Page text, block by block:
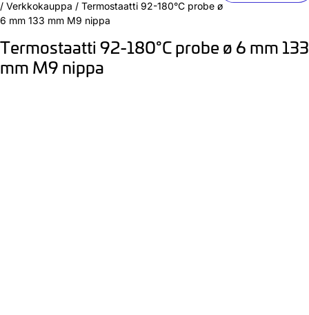
/ Verkkokauppa / Termostaatti 92-180°C probe ø
6 mm 133 mm M9 nippa
Termostaatti 92-180°C probe ø 6 mm 133
mm M9 nippa